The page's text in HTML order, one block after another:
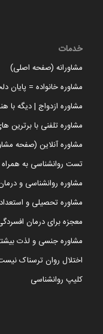
خدمات
مشاورانه (صفحه اصلی)
مشاوره خانواده =
مشاوره ازدواج | دیگه با
مشاوره تلفنی با برترین
مشاوره آنلاین (صفحه
تست روانشناسی به
مشاوره روانشناسی و
مشاوره تحصیلی و
معجزه برای درمان
مشاوره جنسی و لذت
اختلال روان ترسناک
کلیپ روانشناسی